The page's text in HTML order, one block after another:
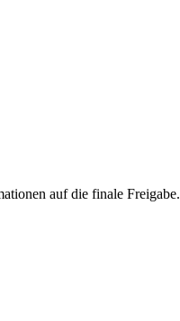
auf die finale Freigabe.